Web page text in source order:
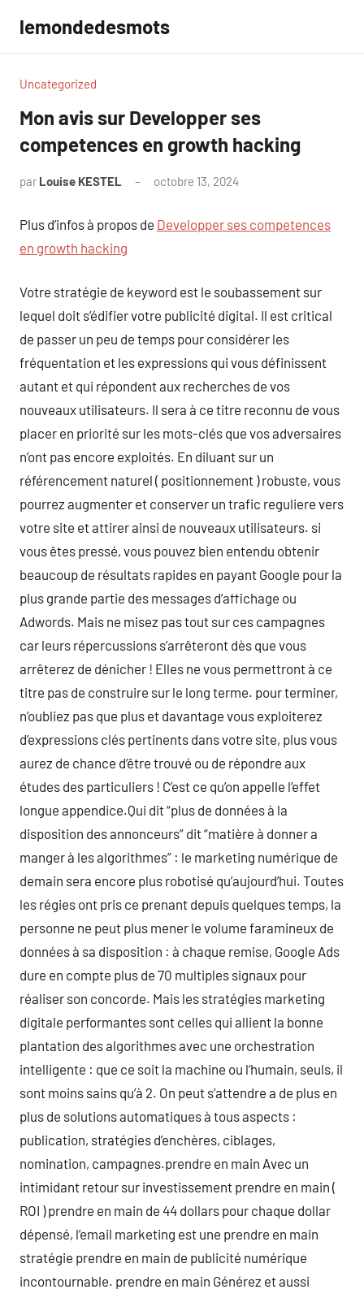
contenu
lemondedesmots
Uncategorized
Mon avis sur Developper ses
competences en growth hacking
par Louise KESTEL octobre 13, 2024
Plus d’infos à propos de Developper ses competences
en growth hacking
Votre stratégie de keyword est le soubassement sur
lequel doit s’édifier votre publicité digital. Il est critical
de passer un peu de temps pour considérer les
fréquentation et les expressions qui vous définissent
autant et qui répondent aux recherches de vos
nouveaux utilisateurs. Il sera à ce titre reconnu de vous
placer en priorité sur les mots-clés que vos adversaires
n’ont pas encore exploités. En diluant sur un
référencement naturel ( positionnement ) robuste, vous
pourrez augmenter et conserver un trafic reguliere vers
votre site et attirer ainsi de nouveaux utilisateurs. si
vous êtes pressé, vous pouvez bien entendu obtenir
beaucoup de résultats rapides en payant Google pour la
plus grande partie des messages d’affichage ou
Adwords. Mais ne misez pas tout sur ces campagnes
car leurs répercussions s’arrêteront dès que vous
arrêterez de dénicher ! Elles ne vous permettront à ce
titre pas de construire sur le long terme. pour terminer,
n’oubliez pas que plus et davantage vous exploiterez
d’expressions clés pertinents dans votre site, plus vous
aurez de chance d’être trouvé ou de répondre aux
études des particuliers ! C’est ce qu’on appelle l’effet
longue appendice.Qui dit “plus de données à la
disposition des annonceurs” dit “matière à donner a
manger à les algorithmes” : le marketing numérique de
demain sera encore plus robotisé qu’aujourd’hui. Toutes
les régies ont pris ce prenant depuis quelques temps, la
personne ne peut plus mener le volume faramineux de
données à sa disposition : à chaque remise, Google Ads
dure en compte plus de 70 multiples signaux pour
réaliser son concorde. Mais les stratégies marketing
digitale performantes sont celles qui allient la bonne
plantation des algorithmes avec une orchestration
intelligente : que ce soit la machine ou l’humain, seuls, il
sont moins sains qu’à 2. On peut s’attendre a de plus en
plus de solutions automatiques à tous aspects :
publication, stratégies d’enchères, ciblages,
nomination, campagnes.prendre en main Avec un
intimidant retour sur investissement prendre en main (
ROI ) prendre en main de 44 dollars pour chaque dollar
dépensé, l’email marketing est une prendre en main
stratégie prendre en main de publicité numérique
incontournable. prendre en main Générez et aussi